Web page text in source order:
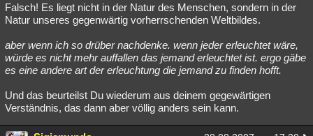
Falsch! Es liegt nicht in der Natur des Menschen, sondern in der
Natur unseres gegenwärtig vorherrschenden Weltbildes.
aber wenn ich so drüber nachdenke. wenn jeder erleuchtet wäre,
würde es nicht mehr auffallen das jemand erleuchtet ist. ergo gäbe
es eine andere art der erleuchtung die jemand zu finden hofft.
Und das beurteilst Du wiederum aus deinem gegewärtigen
Verständnis, das dann aber völlig anders sein kann.